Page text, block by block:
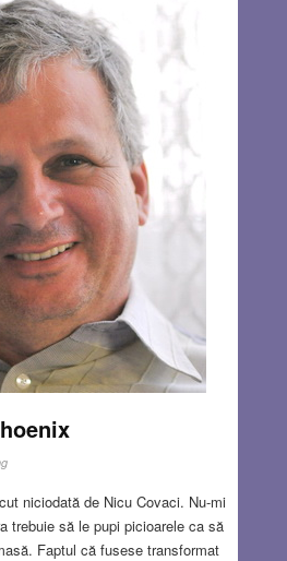
niciodată de Nicu Covaci. Nu-mi
trebuie să le pupi picioarele ca să
Faptul că fusese transformat